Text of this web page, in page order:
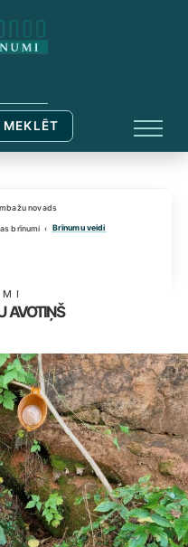
MEKLĒT
novads
brīnumi Brīnumu veidi
avotiņš